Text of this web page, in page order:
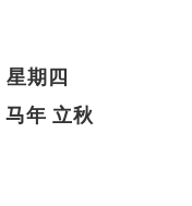
期四
年 立秋